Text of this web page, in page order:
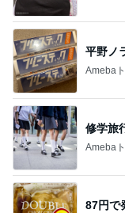
平野ノ
Ameba
修学旅
Ameba
87円で